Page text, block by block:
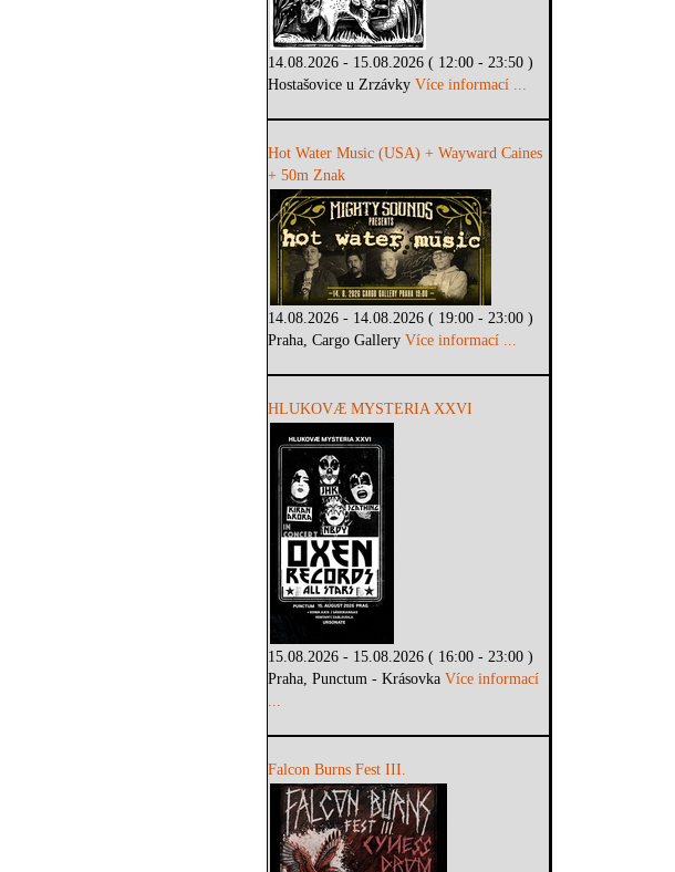
14.08.2026 - 15.08.2026 ( 12:00 - 23:50 )
Hostašovice u ZrzávkyVíce informací ...
Hot Water Music (USA) + Wayward Caines
+ 50m Znak
14.08.2026 - 14.08.2026 ( 19:00 - 23:00 )
Praha, Cargo GalleryVíce informací ...
HLUKOVÆ MYSTERIA XXVI
15.08.2026 - 15.08.2026 ( 16:00 - 23:00 )
Praha, Punctum - KrásovkaVíce informací
...
Falcon Burns Fest III.